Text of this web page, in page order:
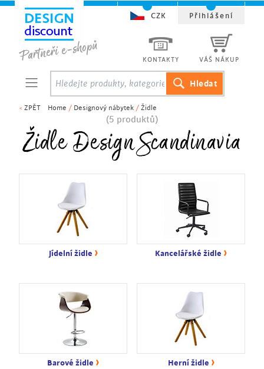
< ZPĚT Home / Designový nábytek / Židle
(5 produktů)
Židle Design Scandinavia
Jídelní židle › Kancelářské židle ›
Barové židle › Herní židle ›
KONTAKTY VÁŠ NÁKUP
CZK Přihlášení